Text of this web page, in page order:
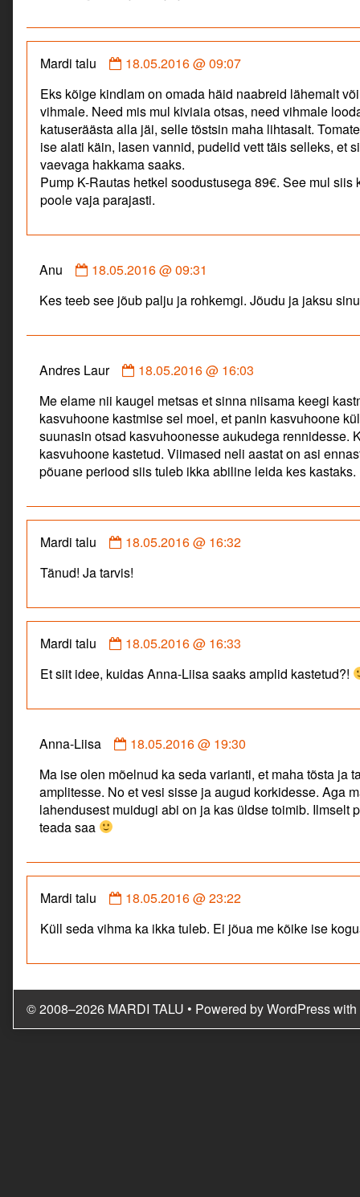
Mardi talu
Comment
Mardi
talu
published
on
18.05.2016 @ 09:07
Eks kõige kindlam on omada häid naabreid lähemalt
vihmale. Need mis mul kiviaia otsas, need vihmale
katuseräästa alla jäi, selle tõstsin maha lihtasalt.
ise alati käin, lasen vannid, pudelid vett täis selleks, et
vaevaga hakkama saaks.
Pump K-Rautas hetkel soodustusega 89€. See mul
poole vaja parajasti.
Anu
Comment
Anu
on
18.05.2016 @ 09:31
Kes teeb see jõub palju ja rohkemgi. Jõudu ja jaksu
Andres Laur
Comment
Andres
Laur
published
on
18.05.2016 @ 16:03
Me elame nii kaugel metsas et sinna niisama keegi
kasvuhoone kastmise sel moel, et panin kasvuhoone
suunasin otsad kasvuhoonesse aukudega rennidesse.
kasvuhoone kastetud. Viimased neli aastat on asi
põuane periood siis tuleb ikka abiline leida kes kastaks.
Mardi talu
Comment
Mardi
published
18.05.2016 @ 16:32
Tänud! Ja tarvis!
Mardi talu
Comment
Mardi
published
18.05.2016 @ 16:33
Et siit idee, kuidas Anna-Liisa saaks amplid kastetud?!
Anna-Liisa
Comment
Anna-
Liisa
published
18.05.2016 @ 19:30
Ma ise olen mõelnud ka seda varianti, et maha tõsta ja
amplitesse. No et vesi sisse ja augud korkidesse. Aga
lahendusest muidugi abi on ja kas üldse toimib. Ilmselt
teada saa
Mardi talu
Comment
Mardi
published
on
18.05.2016 @ 23:22
Küll seda vihma ka ikka tuleb. Ei jõua me kõike ise
© 2008–2026 MARDI TALU • Powered byWordPresswith